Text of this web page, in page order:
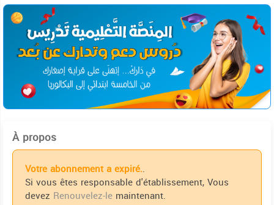
À propos
Votre abonnement a expiré..
Si vous êtes responsable d'établissement, Vous
devez Renouvelez-le maintenant.